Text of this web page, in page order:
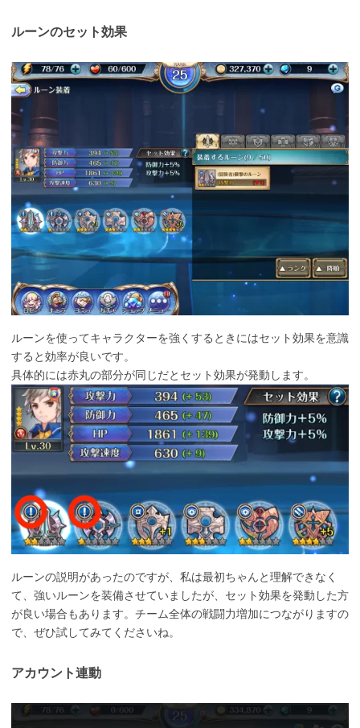
ルーンのセット効果
ルーンを使ってキャラクターを強くするときにはセット効果を意識
すると効率が良いです。
具体的には赤丸の部分が同じだとセット効果が発動します。
ルーンの説明があったのですが、私は最初ちゃんと理解できなく
て、強いルーンを装備させていましたが、セット効果を発動した方
が良い場合もあります。チーム全体の戦闘力増加につながりますの
で、ぜひ試してみてくださいね。
アカウント連動